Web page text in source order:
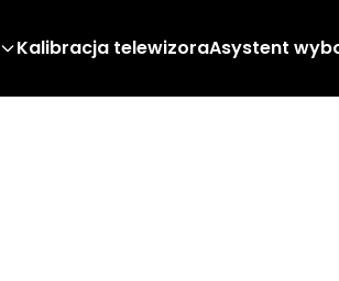
Kalibracja telewizoraAsystent